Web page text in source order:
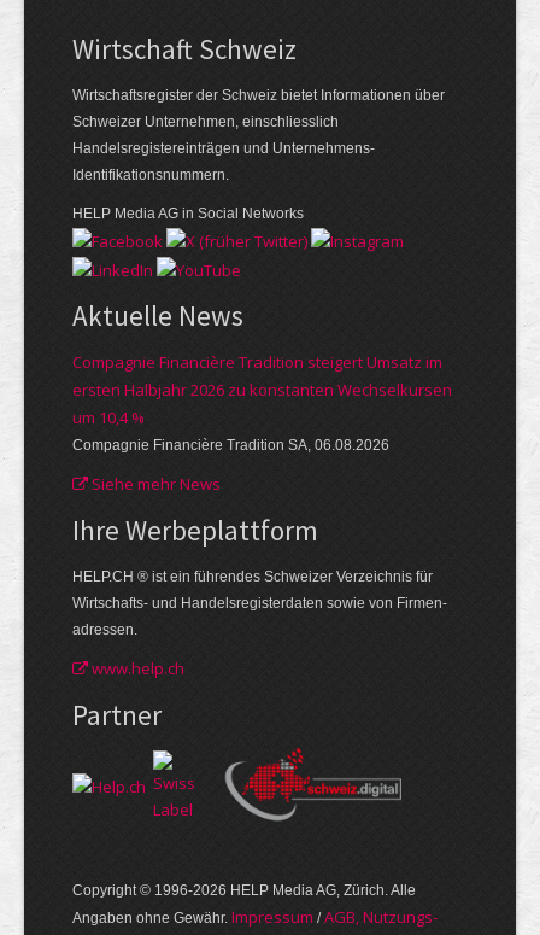
Wirtschaft Schweiz
Wirtschaftsregister der Schweiz bietet Informationen über
Schweizer Unternehmen, einschliesslich
Handelsregistereinträgen und Unternehmens-
Identifikationsnummern.
HELP Media AG in Social Networks
Aktuelle News
Compagnie Financière Tradition steigert Umsatz im
ersten Halbjahr 2026 zu konstanten Wechselkursen
um 10,4 %
Compagnie Financière Tradition SA, 06.08.2026
Siehe mehr News
Ihre Werbe­plattform
HELP.CH ® ist ein führendes Schweizer Verzeichnis für
Wirtschafts- und Handelsregisterdaten sowie von Firmen­
adressen.
www.help.ch
Partner
Copyright © 1996-2026 HELP Media AG, Zürich. Alle
Angaben ohne Gewähr. Im­pres­sum /AGB, Nut­zungs­